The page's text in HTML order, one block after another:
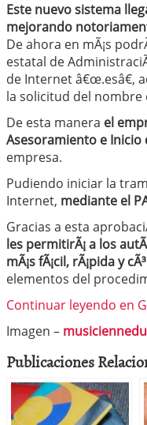
Este nuevo sistema
mejorando
De ahora en mÃ¡s
estatal de
de Internet â€œ.esâ€,
la solicitud del nombre
De esta manera el
Asesoramiento e Inicio
empresa.
Pudiendo iniciar la
Internet, mediante el
Gracias a esta
les permitirÃ¡ a los
mÃ¡s fÃ¡cil, rÃ¡pida y
elementos del
Continuar leyendo en
Imagen –
Publicaciones